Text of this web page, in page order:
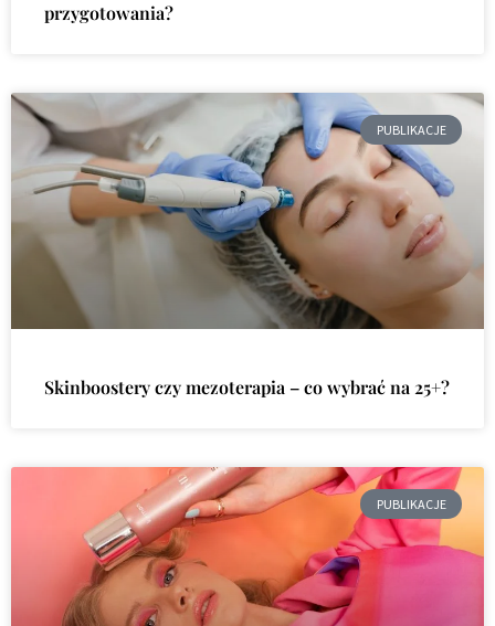
przygotowania?
PUBLIKACJE
Skinboostery czy mezoterapia – co wybrać na 25+?
PUBLIKACJE